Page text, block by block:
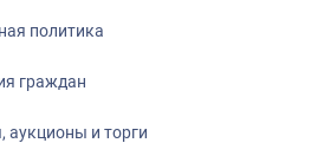
политика
граждан
аукционы и торги